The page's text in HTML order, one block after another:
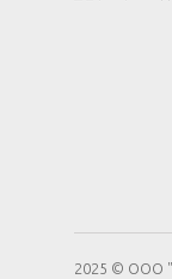
2025 © ООО